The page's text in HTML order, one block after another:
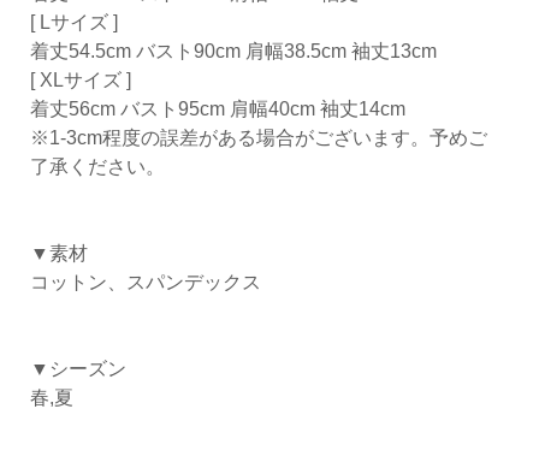
[ Lサイズ ]
着丈54.5cm バスト90cm 肩幅38.5cm 袖丈13cm
[ XLサイズ ]
着丈56cm バスト95cm 肩幅40cm 袖丈14cm
※1-3cm程度の誤差がある場合がございます。予めご
了承ください。
▼素材
コットン、スパンデックス
▼シーズン
春,夏